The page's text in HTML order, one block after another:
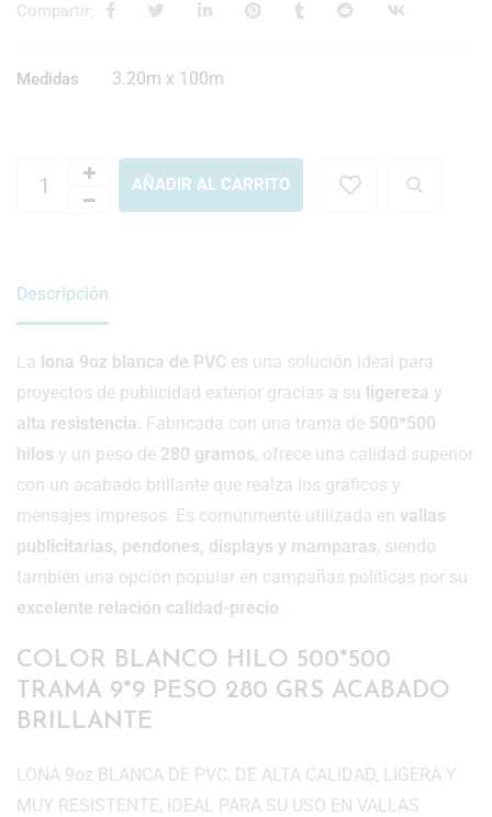
Compartir:
Medidas 3.20m x 100m
AÑADIR AL CARRITO
Descripción
La lona 9oz blanca de PVC es una solución ideal para
proyectos de publicidad exterior gracias a su ligereza y
alta resistencia . Fabricada con una trama de 500*500
hilos y un peso de 280 gramos, ofrece una calidad superior
con un acabado brillante que realza los gráficos y
mensajes impresos. Es comúnmente utilizada en vallas
publicitarias, pendones, displays y mamparas, siendo
también una opción popular en campañas políticas por su
excelente relación calidad-precio
COLOR BLANCO HILO 500*500
TRAMA 9*9 PESO 280 GRS ACABADO
BRILLANTE
LONA 9oz BLANCA DE PVC, DE ALTA CALIDAD, LIGERA Y
MUY RESISTENTE, IDEAL PARA SU USO EN VALLAS